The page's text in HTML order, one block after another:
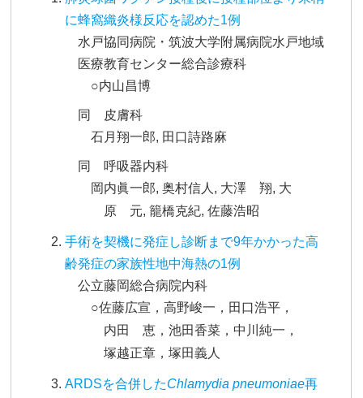
に蜂窩織炎様反応を認めた1例
水戸協同病院・筑波大学附属病院水戸地域
医療教育センター総合診療科
○内山昌博
同 皮膚科
石月翔一郎, 田口詩路麻
同 呼吸器内科
岡内眞一郎, 奥村信人, 大澤 翔, 大
原 元, 籠橋克紀, 佐藤浩昭
手術を契機に発症し診断まで9年かかった高
齢発症の家族性地中海熱の1例
公立藤岡総合病院内科
○佐藤広宣，高野峻一，田口浩平，
内田 恵，池田香菜，中川純一，
塚越正章，塚田義人
ARDSを合併したChlamydia pneumoniae再